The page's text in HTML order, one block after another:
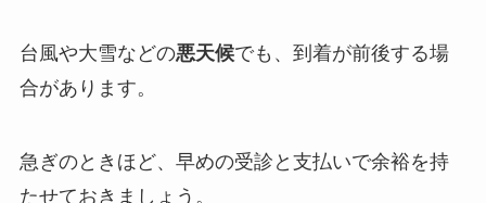
台風や大雪などの悪天候でも、到着が前後する場
合があります。
急ぎのときほど、早めの受診と支払いで余裕を持
たせておきましょう。